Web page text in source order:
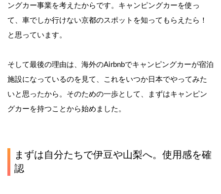
ングカー事業を考えたからです。キャンピングカーを使っ
て、車でしか行けない京都のスポットを知ってもらえたら！
と思っています。
そして最後の理由は、海外のAirbnbでキャンピングカーが宿泊
施設になっているのを見て、これをいつか日本でやってみた
いと思ったから。そのための一歩として、まずはキャンピン
グカーを持つことから始めました。
まずは自分たちで伊豆や山梨へ。使用感を確
認